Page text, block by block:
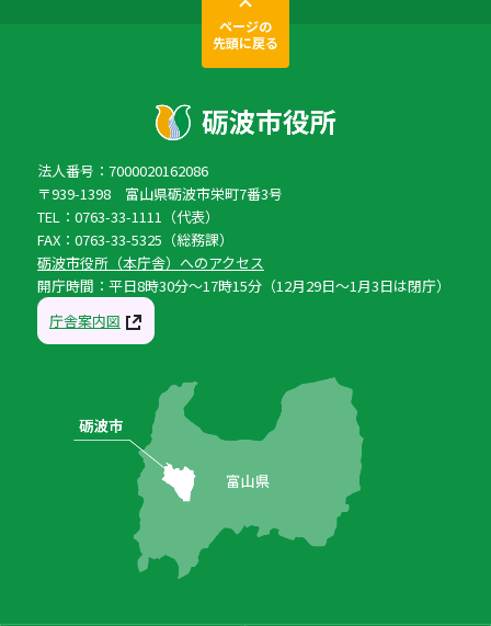
ページの
先頭に戻る
法人番号：7000020162086
〒939-1398 富山県砺波市栄町7番3号
TEL：0763-33-1111（代表）
FAX：0763-33-5325（総務課）
砺波市役所（本庁舎）へのアクセス
開庁時間：平日8時30分〜17時15分（12月29日〜1月3日は閉庁）
庁舎案内図